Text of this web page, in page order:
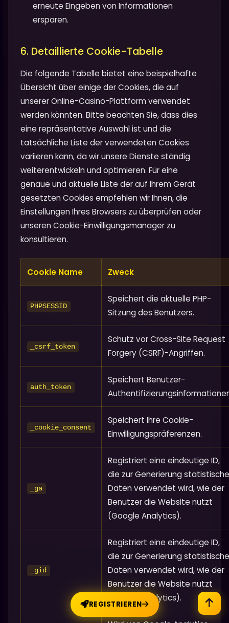
erneute Eingeben von Informationen
ersparen.
6. Detaillierte Cookie-Tabelle
Die folgende Tabelle bietet eine beispielhafte
Übersicht über einige der Cookies, die auf
unserer Online-Casino-Plattform verwendet
werden könnten. Bitte beachten Sie, dass dies
eine repräsentative Auswahl ist und die
tatsächliche Liste der verwendeten Cookies
variieren kann, da wir unsere Dienste ständig
weiterentwickeln und optimieren. Für eine
genaue und aktuelle Liste der auf Ihrem Gerät
gesetzten Cookies empfehlen wir Ihnen, die
Einstellungen Ihres Browsers zu überprüfen oder
unseren Cookie-Einwilligungsmanager zu
konsultieren.
Cookie Name Zweck
PHPSESSID
Speichert die aktuelle PHP-
Sitzung des Benutzers.
_csrf_token
Schutz vor Cross-Site Request
Forgery (CSRF)-Angriffen.
auth_token
Speichert Benutzer-
_cookie_consent
Speichert Ihre Cookie-
Einwilligungspräferenzen.
_ga
Registriert eine eindeutige ID,
die zur Generierung
Daten verwendet wird, wie der
Benutzer die Website nutzt
(Google Analytics).
_gid
Registriert eine eindeutige ID,
die zur Generierung
Daten verwendet wird, wie der
Benutzer die Website nutzt
(Google Analytics).
REGISTRIEREN